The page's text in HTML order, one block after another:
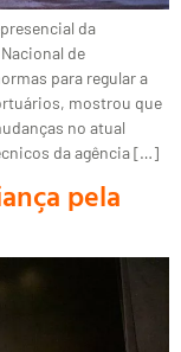
da
de
para regular a
mostrou que
no atual
da agência […]
pela